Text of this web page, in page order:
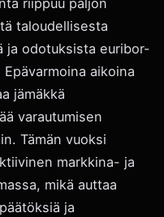
riippuu paljon
taloudellisesta
odotuksista euribor-
aikoina
jämäkkä
varautumisen
Tämän vuoksi
markkina- ja
mikä auttaa
ja